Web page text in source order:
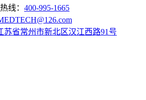
线： 400-995-1665
苏省常州市新北区汉江西路91号